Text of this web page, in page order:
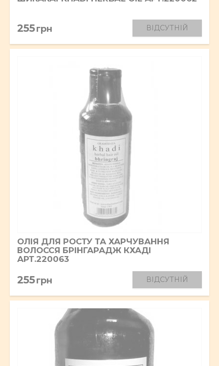
255грн ВІДСУТНІЙ
ОЛІЯ ДЛЯ РОСТУ ТА ХАРЧУВАННЯ
ВОЛОССЯ БРІНГАРАДЖ КХАДІ
АРТ.220063
255грн ВІДСУТНІЙ